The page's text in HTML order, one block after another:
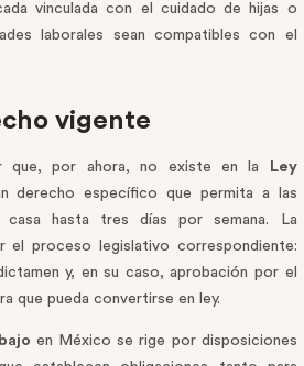
vinculada con el cuidado de hijas o
laborales sean compatibles con el
vigente
que, por ahora, no existe en la
Ley
derecho específico que permita a las
casa hasta tres días por semana. La
el proceso legislativo correspondiente:
y, en su caso, aprobación por el
que pueda convertirse en ley.
en México se rige por disposiciones